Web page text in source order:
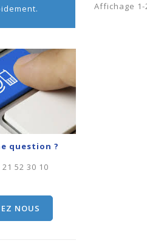
question ?
21 52 30 10
NOUS
Affichage